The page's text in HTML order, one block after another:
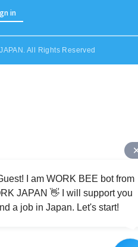
in
All Rights Reserved
I am WORK BEE bot from
JAPAN 👋 I will support you
a job in Japan. Let's start!